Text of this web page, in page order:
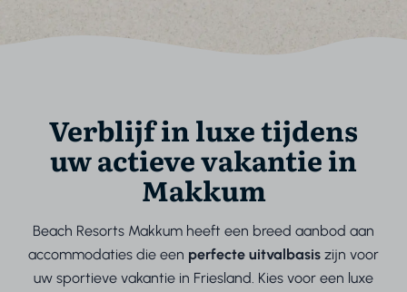
Verblijf in luxe tijdens
uw actieve vakantie in
Makkum
Beach Resorts Makkum heeft een breed aanbod aan
accommodaties die een perfecte uitvalbasis zijn voor
uw sportieve vakantie in Friesland. Kies voor een luxe